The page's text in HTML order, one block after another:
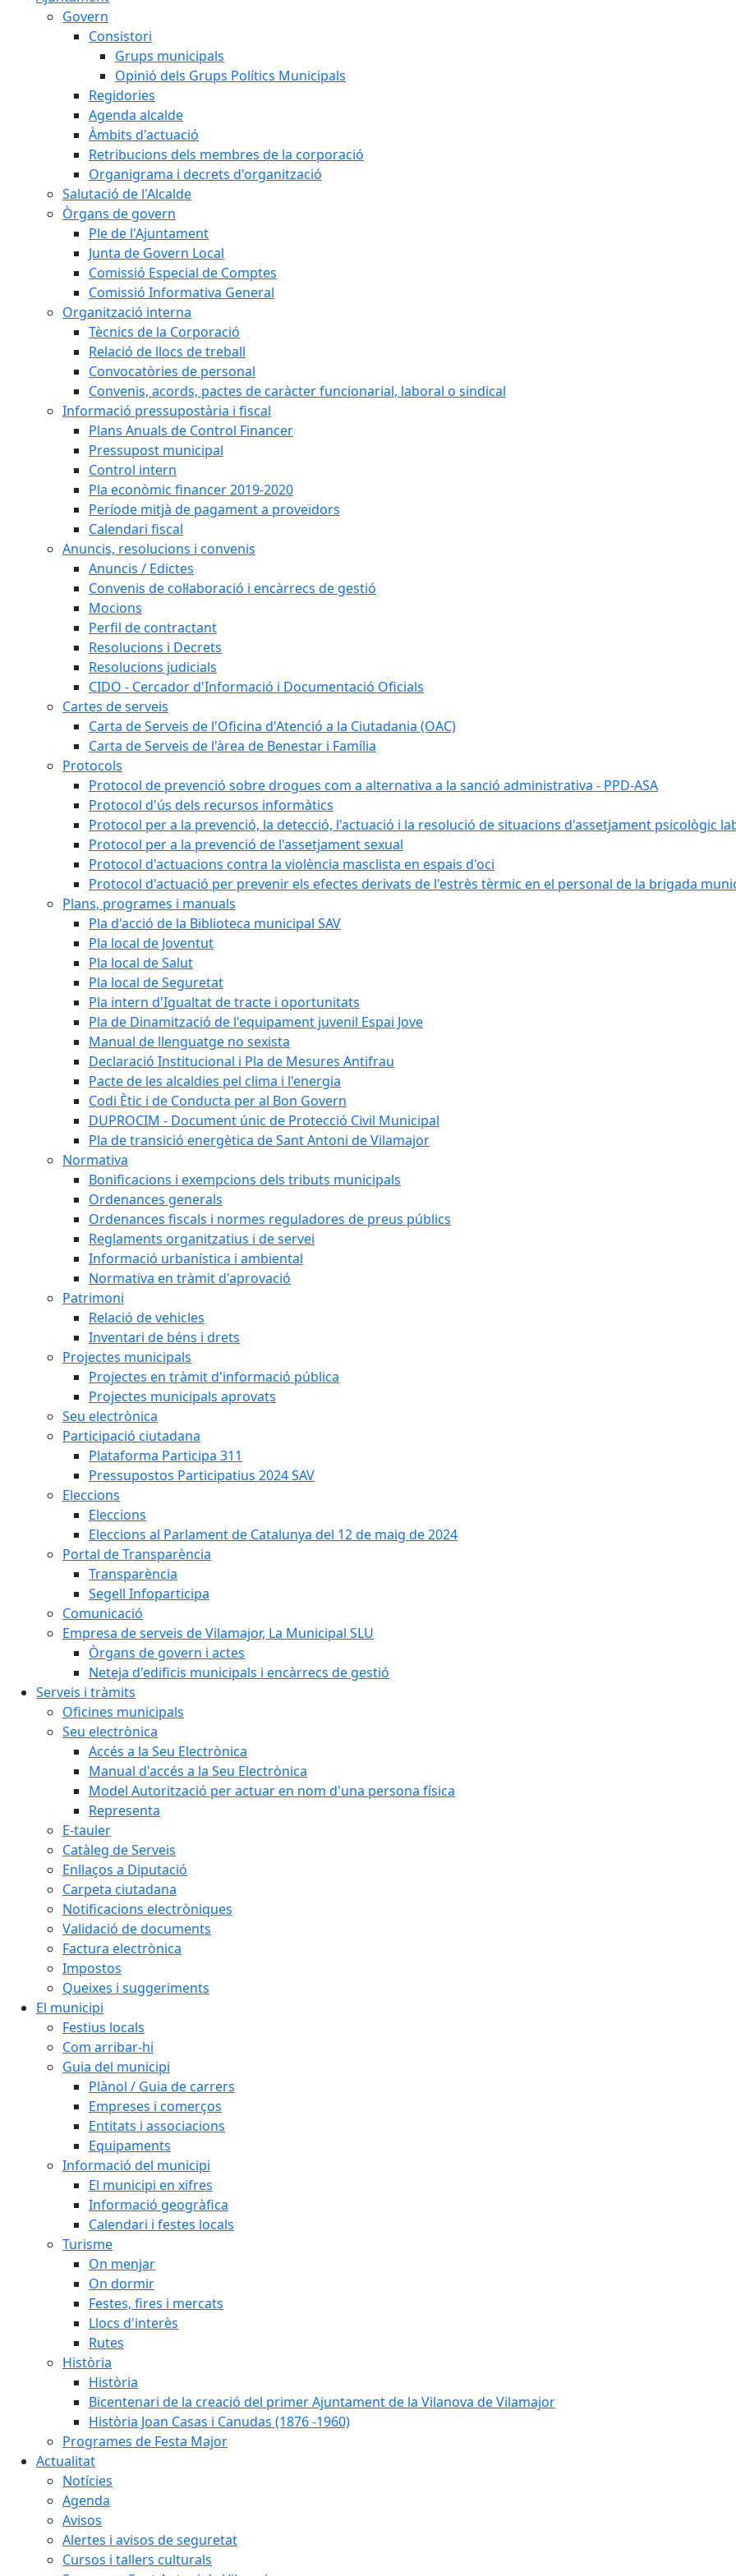
Govern
Consistori
Grups municipals
Opinió dels Grups Polítics Municipals
Regidories
Agenda alcalde
Àmbits d'actuació
Retribucions dels membres de la corporació
Organigrama i decrets d'organització
Salutació de l'Alcalde
Òrgans de govern
Ple de l'Ajuntament
Junta de Govern Local
Comissió Especial de Comptes
Comissió Informativa General
Organització interna
Tècnics de la Corporació
Relació de llocs de treball
Convocatòries de personal
Convenis, acords, pactes de caràcter funcionarial, laboral o sindical
Informació pressupostària i fiscal
Plans Anuals de Control Financer
Pressupost municipal
Control intern
Pla econòmic financer 2019-2020
Període mitjà de pagament a proveïdors
Calendari fiscal
Anuncis, resolucions i convenis
Anuncis / Edictes
Convenis de col·laboració i encàrrecs de gestió
Mocions
Perfil de contractant
Resolucions i Decrets
Resolucions judicials
CIDO - Cercador d'Informació i Documentació Oficials
Cartes de serveis
Carta de Serveis de l'Oficina d'Atenció a la Ciutadania (OAC)
Carta de Serveis de l'àrea de Benestar i Família
Protocols
Protocol de prevenció sobre drogues com a alternativa a la sanció administrativa - PPD-ASA
Protocol d'ús dels recursos informàtics
Protocol per a la prevenció, la detecció, l'actuació i la resolució de situacions d'assetjament psicològic
Protocol per a la prevenció de l'assetjament sexual
Protocol d'actuacions contra la violència masclista en espais d'oci
Protocol d'actuació per prevenir els efectes derivats de l'estrès tèrmic en el personal de la brigada
Plans, programes i manuals
Pla d'acció de la Biblioteca municipal SAV
Pla local de Joventut
Pla local de Salut
Pla local de Seguretat
Pla intern d'Igualtat de tracte i oportunitats
Pla de Dinamització de l'equipament juvenil Espai Jove
Manual de llenguatge no sexista
Declaració Institucional i Pla de Mesures Antifrau
Pacte de les alcaldies pel clima i l'energia
Codi Ètic i de Conducta per al Bon Govern
DUPROCIM - Document únic de Protecció Civil Municipal
Pla de transició energètica de Sant Antoni de Vilamajor
Normativa
Bonificacions i exempcions dels tributs municipals
Ordenances generals
Ordenances fiscals i normes reguladores de preus públics
Reglaments organitzatius i de servei
Informació urbanística i ambiental
Normativa en tràmit d'aprovació
Patrimoni
Relació de vehicles
Inventari de béns i drets
Projectes municipals
Projectes en tràmit d'informació pública
Projectes municipals aprovats
Seu electrònica
Participació ciutadana
Plataforma Participa 311
Pressupostos Participatius 2024 SAV
Eleccions
Eleccions
Eleccions al Parlament de Catalunya del 12 de maig de 2024
Portal de Transparència
Transparència
Segell Infoparticipa
Comunicació
Empresa de serveis de Vilamajor, La Municipal SLU
Òrgans de govern i actes
Neteja d'edificis municipals i encàrrecs de gestió
Serveis i tràmits
Oficines municipals
Seu electrònica
Accés a la Seu Electrònica
Manual d'accés a la Seu Electrònica
Model Autorització per actuar en nom d'una persona física
Representa
E-tauler
Catàleg de Serveis
Enllaços a Diputació
Carpeta ciutadana
Notificacions electròniques
Validació de documents
Factura electrònica
Impostos
Queixes i suggeriments
El municipi
Festius locals
Com arribar-hi
Guia del municipi
Plànol / Guia de carrers
Empreses i comerços
Entitats i associacions
Equipaments
Informació del municipi
El municipi en xifres
Informació geogràfica
Calendari i festes locals
Turisme
On menjar
On dormir
Festes, fires i mercats
Llocs d'interès
Rutes
Història
Història
Bicentenari de la creació del primer Ajuntament de la Vilanova de Vilamajor
Història Joan Casas i Canudas (1876 -1960)
Programes de Festa Major
Actualitat
Notícies
Agenda
Avisos
Alertes i avisos de seguretat
Cursos i tallers culturals